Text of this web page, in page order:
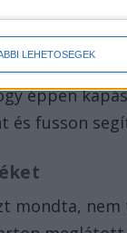
LEHETŐSÉGEK
Nem
éppen
és fusson
mondta, nem